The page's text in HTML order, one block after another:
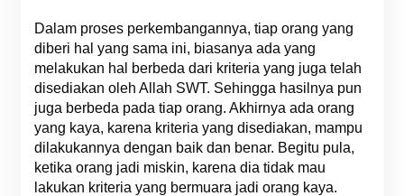
Dalam proses perkembangannya, tiap orang yang
diberi hal yang sama ini, biasanya ada yang
melakukan hal berbeda dari kriteria yang juga telah
disediakan oleh Allah SWT. Sehingga hasilnya pun
juga berbeda pada tiap orang. Akhirnya ada orang
yang kaya, karena kriteria yang disediakan, mampu
dilakukannya dengan baik dan benar. Begitu pula,
ketika orang jadi miskin, karena dia tidak mau
lakukan kriteria yang bermuara jadi orang kaya.